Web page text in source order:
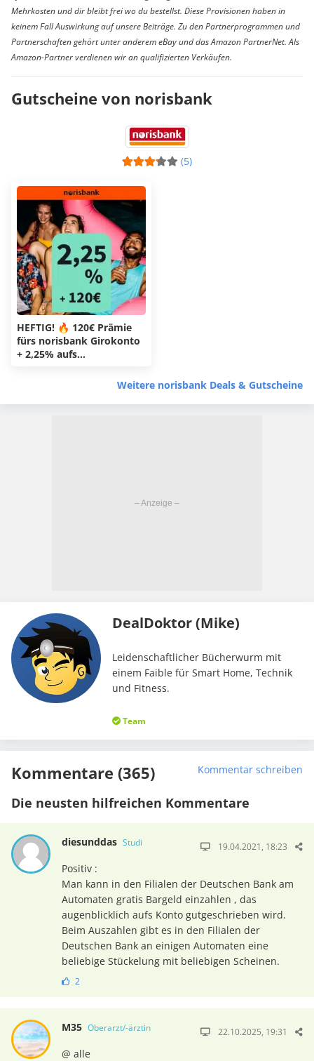
Mehrkosten und dir bleibt frei wo du bestellst. Diese Provisionen haben in
keinem Fall Auswirkung auf unsere Beiträge. Zu den Partnerprogrammen und
Partnerschaften gehört unter anderem eBay und das Amazon PartnerNet. Als
Amazon-Partner verdienen wir an qualifizierten Verkäufen.
Gutscheine von norisbank
(5)
HEFTIG! 🔥 120€ Prämie
fürs norisbank Girokonto
+ 2,25% aufs
Weitere norisbank Deals & Gutscheine
DealDoktor (Mike)
Leidenschaftlicher Bücherwurm mit
einem Faible für Smart Home, Technik
und Fitness.
Team
Kommentare (365) Kommentar schreiben
Die neusten hilfreichen Kommentare
diesunddas Studi 19.04.2021, 18:23
Positiv :
Man kann in den Filialen der Deutschen Bank am
Automaten gratis Bargeld einzahlen , das
augenblicklich aufs Konto gutgeschrieben wird.
Beim Auszahlen gibt es in den Filialen der
Deutschen Bank an einigen Automaten eine
beliebige Stückelung mit beliebigen Scheinen.
2
M35 Oberarzt/-ärztin 22.10.2025, 19:31
@ alle